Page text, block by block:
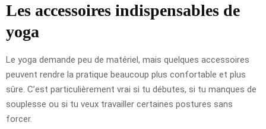
Les accessoires indispensables de
yoga
Le yoga demande peu de matériel, mais quelques accessoires
peuvent rendre la pratique beaucoup plus confortable et plus
sûre. C’est particulièrement vrai si tu débutes, si tu manques de
souplesse ou si tu veux travailler certaines postures sans
forcer.